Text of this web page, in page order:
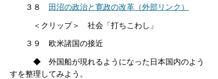
３８ 田沼の政治と寛政の改革 （外部リンク）
＜クリップ＞ 社会「打ちこわし」
３９ 欧米諸国の接近
◆ 外国船が現れるようになった日本国内のよう
すを整理してみよう。